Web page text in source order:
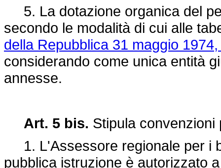
5. La dotazione organica del
secondo le modalità di cui alle
della Repubblica 31 maggio
considerando come unica entità
annesse.
Art. 5 bis. Stipula
1. L'Assessore regionale per i
pubblica istruzione è autorizzato